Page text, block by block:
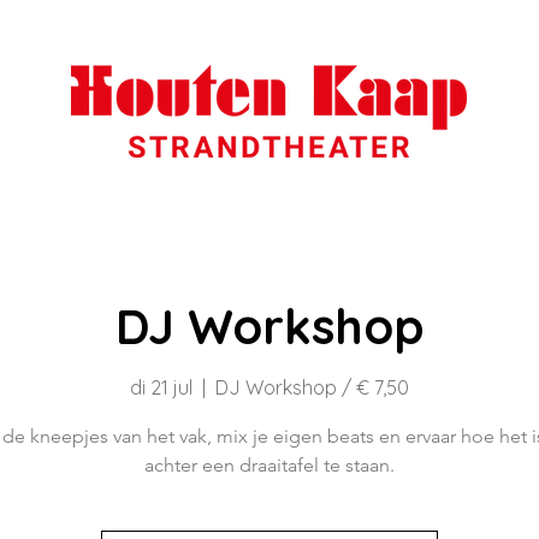
DJ Workshop
di 21 jul DJ Workshop / € 7,50
kneepjes van het vak, mix je eigen beats en ervaar hoe het
achter een draaitafel te staan.